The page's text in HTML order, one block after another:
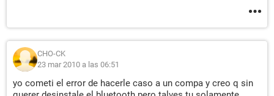
CHO-CK
23 mar 2010 a las 06:51
yo cometi el error de hacerle caso a un compa y creo q sin